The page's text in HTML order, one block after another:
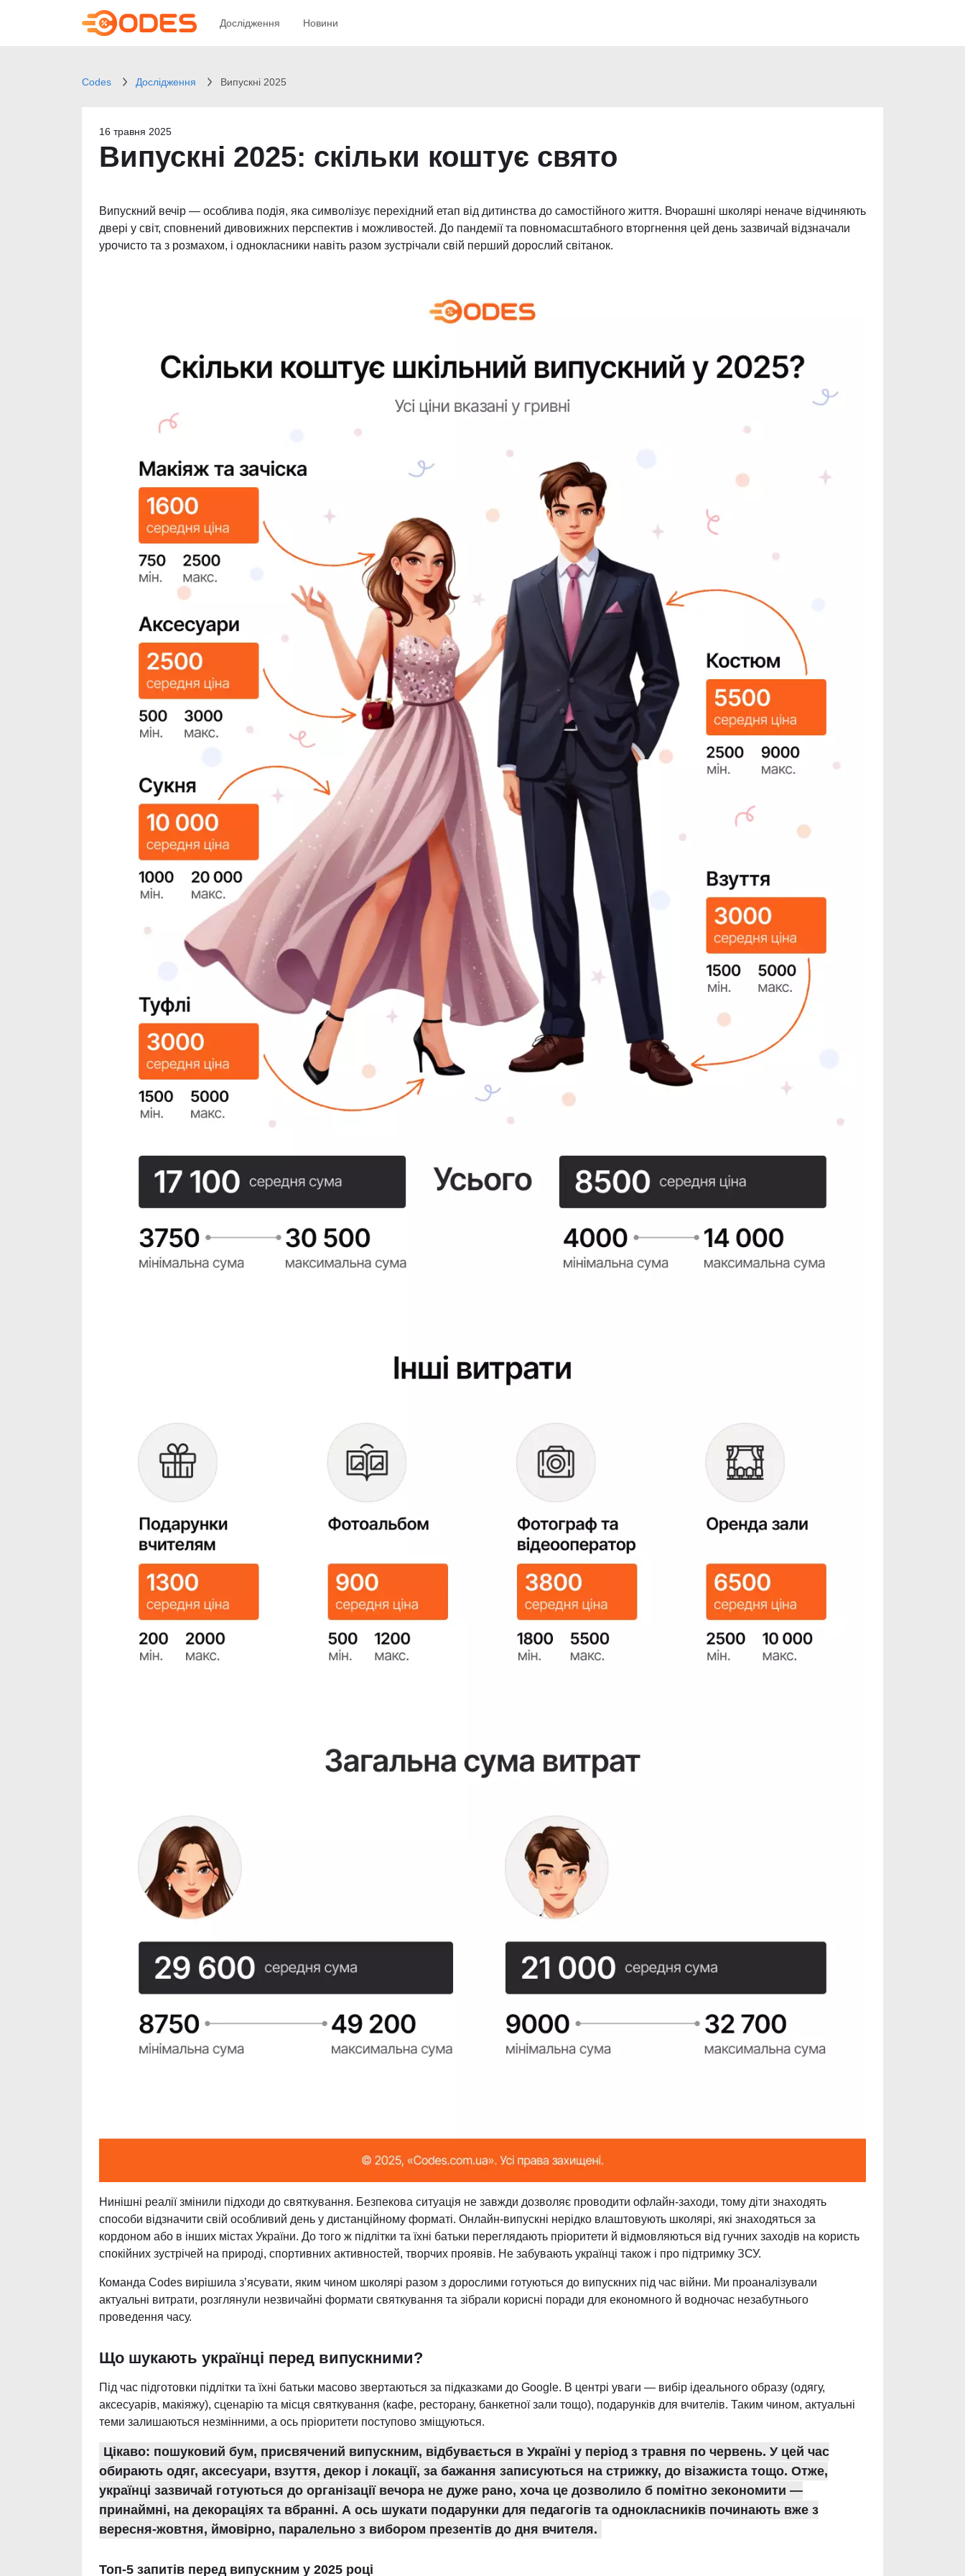
Дослідження Новини
Codes Дослідження Випускні 2025
16 травня 2025
Випускні 2025: скільки коштує свято
Випускний вечір — особлива подія, яка символізує перехідний етап від дитинства до самостійного життя. Вчорашні школярі неначе відчиняють
двері у світ, сповнений дивовижних перспектив і можливостей. До пандемії та повномасштабного вторгнення цей день зазвичай відзначали
урочисто та з розмахом, і однокласники навіть разом зустрічали свій перший дорослий світанок.
Нинішні реалії змінили підходи до святкування. Безпекова ситуація не завжди дозволяє проводити офлайн-заходи, тому діти знаходять
способи відзначити свій особливий день у дистанційному форматі. Онлайн-випускні нерідко влаштовують школярі, які знаходяться за
кордоном або в інших містах України. До того ж підлітки та їхні батьки переглядають пріоритети й відмовляються від гучних заходів на користь
спокійних зустрічей на природі, спортивних активностей, творчих проявів. Не забувають українці також і про підтримку ЗСУ.
Команда Codes вирішила з’ясувати, яким чином школярі разом з дорослими готуються до випускних під час війни. Ми проаналізували
актуальні витрати, розглянули незвичайні формати святкування та зібрали корисні поради для економного й водночас незабутнього
проведення часу.
Що шукають українці перед випускними?
Під час підготовки підлітки та їхні батьки масово звертаються за підказками до Google. В центрі уваги — вибір ідеального образу (одягу,
аксесуарів, макіяжу), сценарію та місця святкування (кафе, ресторану, банкетної зали тощо), подарунків для вчителів. Таким чином, актуальні
теми залишаються незмінними, а ось пріоритети поступово зміщуються.
Цікаво: пошуковий бум, присвячений випускним, відбувається в Україні у період з травня по червень. У цей час
обирають одяг, аксесуари, взуття, декор і локації, за бажання записуються на стрижку, до візажиста тощо. Отже,
українці зазвичай готуються до організації вечора не дуже рано, хоча це дозволило б помітно зекономити —
принаймні, на декораціях та вбранні. А ось шукати подарунки для педагогів та однокласників починають вже з
вересня-жовтня, ймовірно, паралельно з вибором презентів до дня вчителя.
Топ-5 запитів перед випускним у 2025 році